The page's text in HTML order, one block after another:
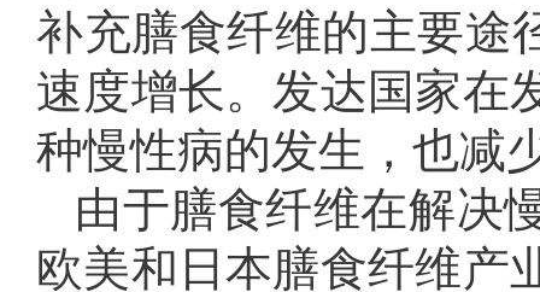
补充膳食纤维的主要途
速度增长。发达国家在
种慢性病的发生，也减
由于膳食纤维在解决
欧美和日本膳食纤维产